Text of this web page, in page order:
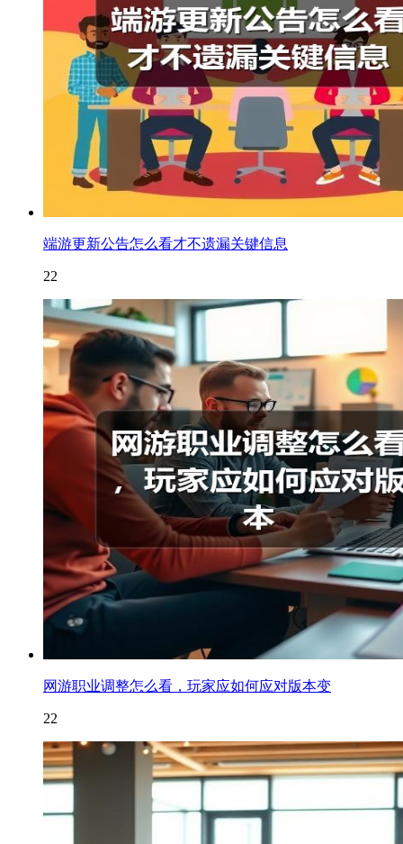
端游更新公告怎么看才不遗漏关键信息
22
网游职业调整怎么看，玩家应如何应对版本变
22